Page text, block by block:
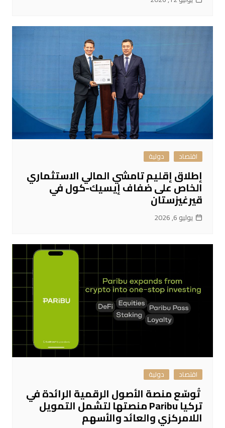
اقتصاد دولية
إطلاق إقليم تامشي المالي الاستثماري
الخاص على ضفاف إيسيك-كول في
قيرغيزستان
يوليو 6, 2026
اقتصاد دولية
تُوسّع منصة الأصول الرقمية الرائدة في
تركيا Paribu منصتها لتشمل التمويل
اللامركزي والعائد والأسهم